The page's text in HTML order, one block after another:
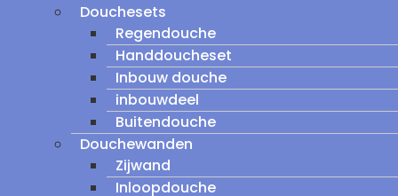
Douchesets
Regendouche
Handdoucheset
Inbouw douche
inbouwdeel
Buitendouche
Douchewanden
Zijwand
Inloopdouche